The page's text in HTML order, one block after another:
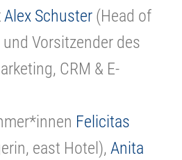
Alex Schuster (Head of
Vorsitzender des
CRM & E-
Felicitas
east Hotel), Anita